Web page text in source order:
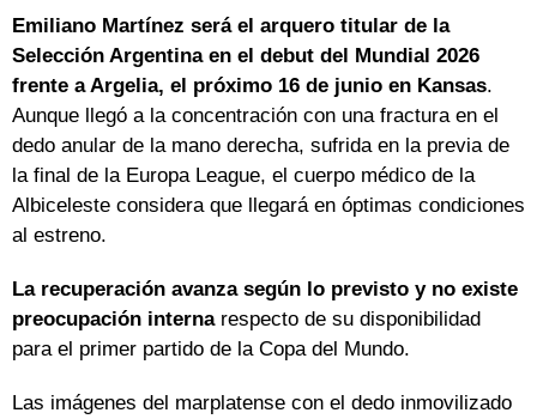
Emiliano Martínez será el arquero titular de la
Selección Argentina en el debut del Mundial 2026
frente a Argelia, el próximo 16 de junio en Kansas.
Aunque llegó a la concentración con una fractura en el
dedo anular de la mano derecha, sufrida en la previa de
la final de la Europa League, el cuerpo médico de la
Albiceleste considera que llegará en óptimas condiciones
al estreno.
La recuperación avanza según lo previsto y no existe
preocupación internarespecto de su disponibilidad
para el primer partido de la Copa del Mundo.
Las imágenes del marplatense con el dedo inmovilizado